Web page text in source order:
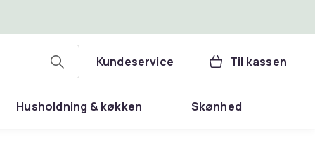
Kundeservice Til kassen
Husholdning & køkken Skønhed